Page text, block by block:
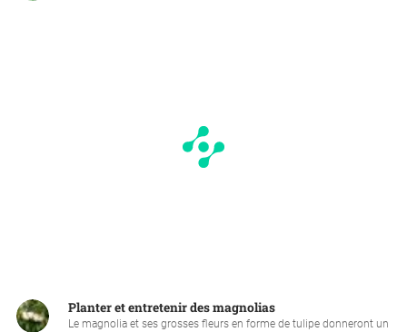
Planter et entretenir des magnolias
Le magnolia et ses grosses fleurs en forme de tulipe donneront un